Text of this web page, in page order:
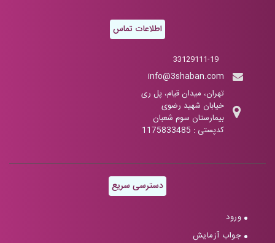
اطلاعات تماس
33129111-19
info@3shaban.com
تهران، میدان قیام، پل ری
خیابان شهید رضوی
بیمارستان سوم شعبان
کدپستی : 1175833485
دسترسی سریع
ورود
جواب آزمایش